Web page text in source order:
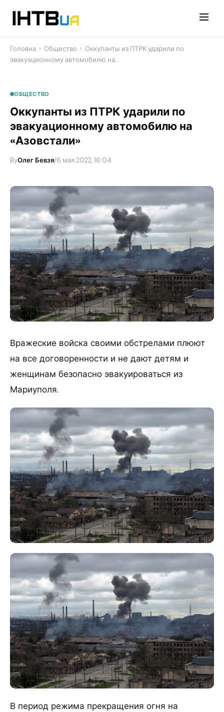
Головна › Общество › ​Оккупанты из ПТРК ударили по
эвакуационному автомобилю на…
ОБЩЕСТВО
​Оккупанты из ПТРК ударили по
эвакуационному автомобилю на
«Азовстали»
ByОлег Бевзя/6 мая 2022, 16:04
Вражеские войска своими обстрелами плюют
на все договоренности и не дают детям и
женщинам безопасно эвакуироваться из
Мариуполя.
В период режима прекращения огня на